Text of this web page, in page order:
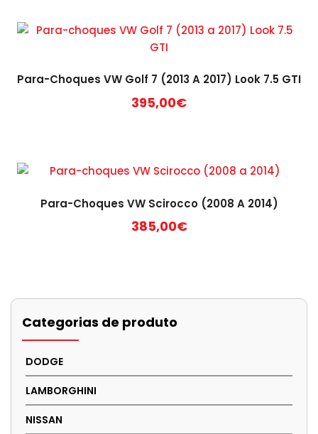
Categorias de produto
DODGE
LAMBORGHINI
NISSAN
Para-Choques VW Golf 7 (2013 A 2017) Look 7.5 GTI
395,00€
Para-Choques VW Scirocco (2008 A 2014)
385,00€